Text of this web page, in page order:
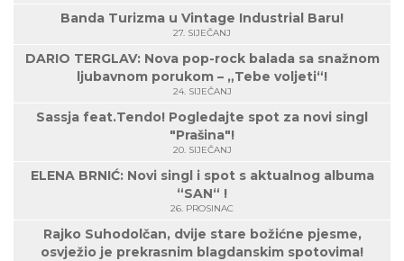
Banda Turizma u Vintage Industrial Baru!
27. SIJEČANJ
DARIO TERGLAV: Nova pop-rock balada sa snažnom
ljubavnom porukom – „Tebe voljeti“!
24. SIJEČANJ
Sassja feat.Tendo! Pogledajte spot za novi singl
"Prašina"!
20. SIJEČANJ
ELENA BRNIĆ: Novi singl i spot s aktualnog albuma
“SAN“ !
26. PROSINAC
Rajko Suhodolčan, dvije stare božićne pjesme,
osvježio je prekrasnim blagdanskim spotovima!